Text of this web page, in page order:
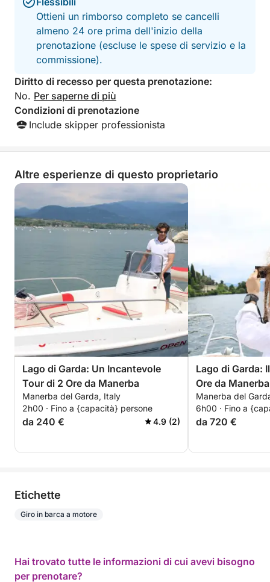
Ottieni un rimborso completo se cancelli
almeno 24 ore prima dell'inizio della
prenotazione (escluse le spese di servizio e la
commissione).
Diritto di recesso per questa prenotazione:
No. Per saperne di più
Condizioni di prenotazione
Include skipper professionista
Altre esperienze di questo proprietario
Lago di Garda: Un Incantevole
Tour di 2 Ore da Manerba
Manerba del Garda, Italy
2h00 · Fino a {capacità} persone
da 240 € 4.9 (2)
Lago di Garda:
Ore da
Indimenticabile
Manerba del
6h00 · Fino a
da 720 €
Etichette
Giro in barca a motore
Hai trovato tutte le informazioni di cui avevi bisogno
per prenotare?